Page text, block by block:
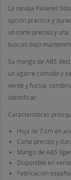
La navaja Pallarès
opción práctica y
un corte preciso y
buscan bajo
Su mango de ABS
un agarre cómodo y
verde y fucsia,
identificar.
Características
Hoja de 7 cm en
Corte preciso y
Mango de ABS
Disponible en
Fabricación